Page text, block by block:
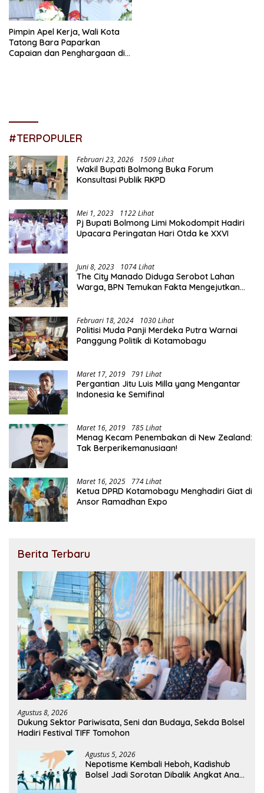
Pimpin Apel Kerja, Wali Kota
Tatong Bara Paparkan
Capaian dan Penghargaan di
#TERPOPULER
Februari 23, 2026 1509 Lihat
Wakil Bupati Bolmong Buka Forum
Konsultasi Publik RKPD
Mei 1, 2023 1122 Lihat
Pj Bupati Bolmong Limi Mokodompit Hadiri
Upacara Peringatan Hari Otda ke XXVI
Juni 8, 2023 1074 Lihat
The City Manado Diduga Serobot Lahan
Warga, BPN Temukan Fakta Mengejutkan
Februari 18, 2024 1030 Lihat
Politisi Muda Panji Merdeka Putra Warnai
Panggung Politik di Kotamobagu
Maret 17, 2019 791 Lihat
Pergantian Jitu Luis Milla yang Mengantar
Indonesia ke Semifinal
Maret 16, 2019 785 Lihat
Menag Kecam Penembakan di New Zealand:
Tak Berperikemanusiaan!
Maret 16, 2025 774 Lihat
Ketua DPRD Kotamobagu Menghadiri Giat di
Ansor Ramadhan Expo
Berita Terbaru
Agustus 8, 2026
Dukung Sektor Pariwisata, Seni dan Budaya, Sekda Bolsel
Hadiri Festival TIFF Tomohon
Agustus 5, 2026
Nepotisme Kembali Heboh, Kadishub
Bolsel Jadi Sorotan Dibalik Angkat Anak